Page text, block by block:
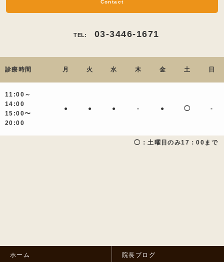
Contact
TEL: 03-3446-1671
診療時間 月 火 水 木 金 土 日
11:00～
14:00
15:00〜
20:00
● ● ● - ● ◯ -
◯：土曜日のみ17：00まで
ホーム 院長ブログ